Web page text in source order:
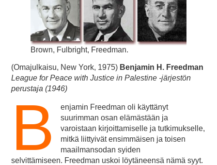
Brown, Fulbright, Freedman.
(Omajulkaisu, New York, 1975) Benjamin H. Freedman
League for Peace with Justice in Palestine -järjestön
perustaja (1946)
B
enjamin Freedman oli käyttänyt
suurimman osan elämästään ja
varoistaan kirjoittamiselle ja tutkimukselle,
mitkä liittyivät ensimmäisen ja toisen
maailmansodan syiden
selvittämiseen. Freedman uskoi löytäneensä nämä syyt.